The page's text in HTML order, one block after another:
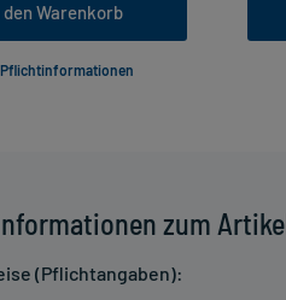
zum
(Pflichtangaben):
den Warenkorb
Pflichtinformationen